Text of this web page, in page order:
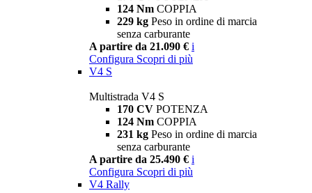
124 Nm COPPIA
229 kg Peso in ordine di marcia
senza carburante
A partire da 21.090 € i
Configura Scopri di più
V4 S
Multistrada V4 S
170 CV POTENZA
124 Nm COPPIA
231 kg Peso in ordine di marcia
senza carburante
A partire da 25.490 € i
Configura Scopri di più
V4 Rally